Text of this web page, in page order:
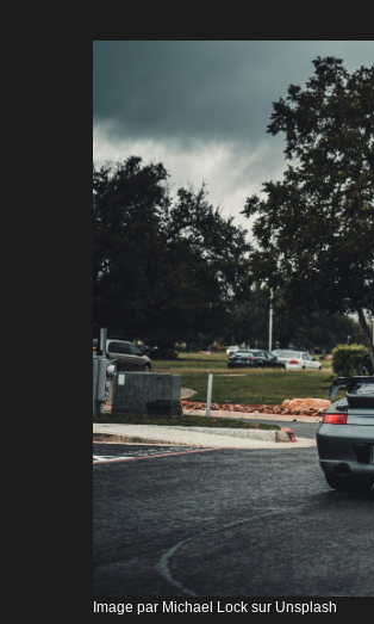
Image par Michael Lock sur Unsplash